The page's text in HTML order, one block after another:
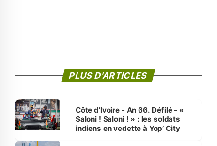
PLUS D'ARTICLES
Côte d’Ivoire - An 66. Défilé - «
Saloni ! Saloni ! » : les soldats
indiens en vedette à Yop’ City